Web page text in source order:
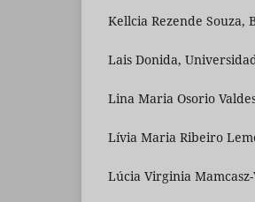
Kellcia Rezende Souza,
Lais Donida,
Lina Maria Osorio
Lívia Maria Ribeiro
Lúcia Virginia